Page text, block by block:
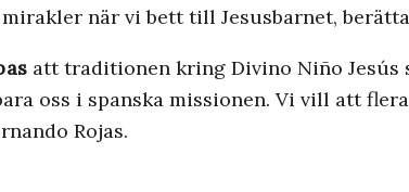
när vi bett till Jesusbarnet,
att traditionen kring Divino Niño Jesús
oss i spanska missionen. Vi vill att
Rojas.